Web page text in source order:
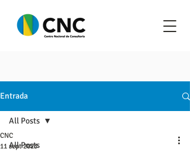
Entrada
All Posts
All Posts
CNC
11 sept 2023